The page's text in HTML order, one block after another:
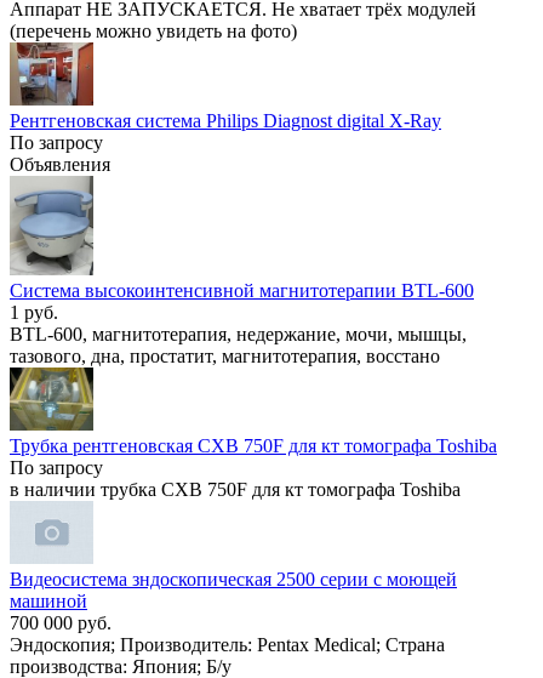
Аппарат НЕ ЗАПУСКАЕТСЯ. Не хватает трёх модулей
(перечень можно увидеть на фото)
Рентгеновская система Philips Diagnost digital X-Ray
По запросу
Объявления
Система высокоинтенсивной магнитотерапии BTL-600
1 руб.
BTL-600, магнитотерапия, недержание, мочи, мышцы,
тазового, дна, простатит, магнитотерапия, восстано
Трубка рентгеновская CXB 750F для кт томографа Toshiba
По запросу
в наличии трубка CXB 750F для кт томографа Toshiba
Видеосистема зндоскопическая 2500 серии с моющей
машиной
700 000 руб.
Эндоскопия; Производитель: Pentax Medical; Страна
производства: Япония; Б/у